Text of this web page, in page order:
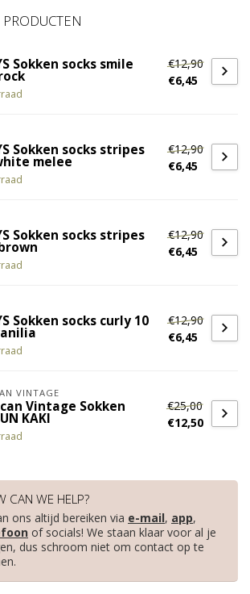
Sokken socks smile
€12,90
€6,45
Sokken socks stripes
melee
€12,90
€6,45
Sokken socks stripes
€12,90
€6,45
Sokken socks curly 10
€12,90
€6,45
VINTAGE
Vintage Sokken
KAKI
€25,00
€12,50
CAN WE HELP?
ons altijd bereiken via e-mail, app,
of socials! We staan klaar voor al je
dus schroom niet om contact op te